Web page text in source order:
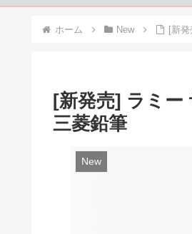
ホーム New [新
[新発売] ラミー
三菱鉛筆
New